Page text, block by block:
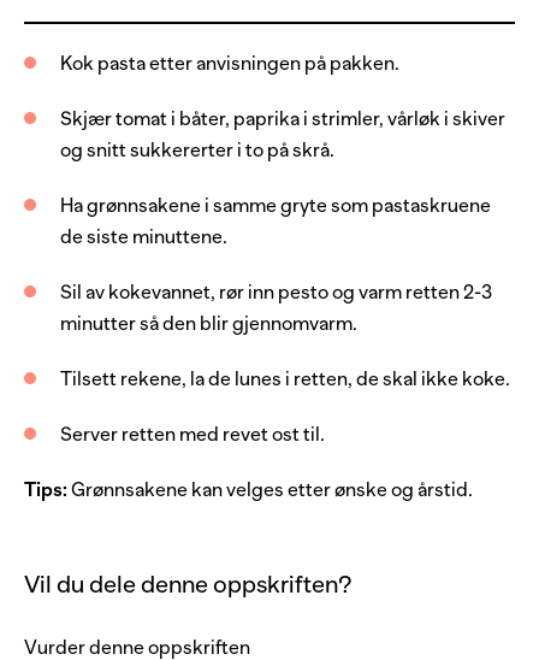
400 g
reker, uten skall
1 stk
tomat
2 stk
vårløk
150 g pesto, rød
Server med
ost, revet
Kok pasta etter anvisningen på pakken.
Skjær tomat i båter, paprika i strimler, vårløk i skiver
og snitt sukkererter i to på skrå.
Ha grønnsakene i samme gryte som pastaskruene
de siste minuttene.
Sil av kokevannet, rør inn pesto og varm retten 2-3
minutter så den blir gjennomvarm.
Tilsett rekene, la de lunes i retten, de skal ikke koke.
Server retten med revet ost til.
Tips: Grønnsakene kan velges etter ønske og årstid.
Vil du dele denne oppskriften?
Vurder denne oppskriften